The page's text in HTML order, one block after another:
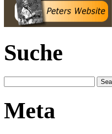
Suche
Meta